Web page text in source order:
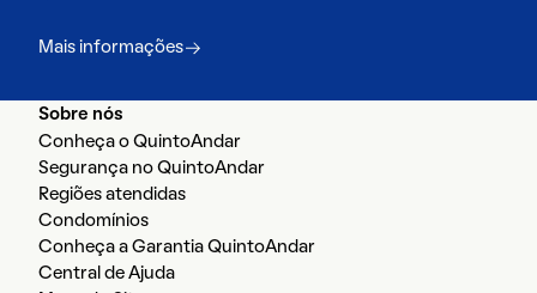
Sobre nós
Conheça o QuintoAndar
Segurança no QuintoAndar
Regiões atendidas
Condomínios
Conheça a Garantia QuintoAndar
Central de Ajuda
Mais informações